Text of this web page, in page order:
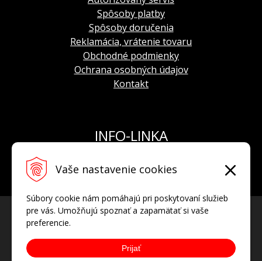
Vaše nastavenie cookies
Súbory cookie nám pomáhajú pri poskytovaní služieb
pre vás. Umožňujú spoznať a zapamätať si vaše
preferencie.
Prijať
Spôsoby platby
Spôsoby doručenia
Reklamácia, vrátenie tovaru
Obchodné podmienky
Ochrana osobných údajov
Kontakt
INFO-LINKA
E-mail:info@hodinkyvostok.sk